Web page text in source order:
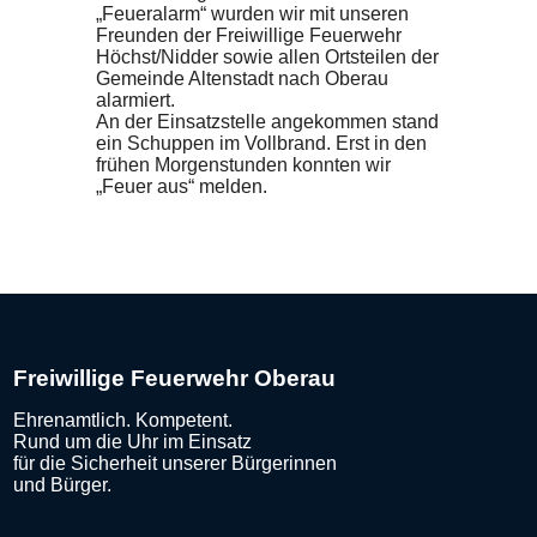
„Feueralarm“ wurden wir mit unseren
Freunden der Freiwillige Feuerwehr
Höchst/Nidder sowie allen Ortsteilen der
Gemeinde Altenstadt nach Oberau
alarmiert.
An der Einsatzstelle angekommen stand
ein Schuppen im Vollbrand. Erst in den
frühen Morgenstunden konnten wir
„Feuer aus“ melden.
Freiwillige Feuerwehr Oberau
Ehrenamtlich. Kompetent.
Rund um die Uhr im Einsatz
für die Sicherheit unserer Bürgerinnen
und Bürger.